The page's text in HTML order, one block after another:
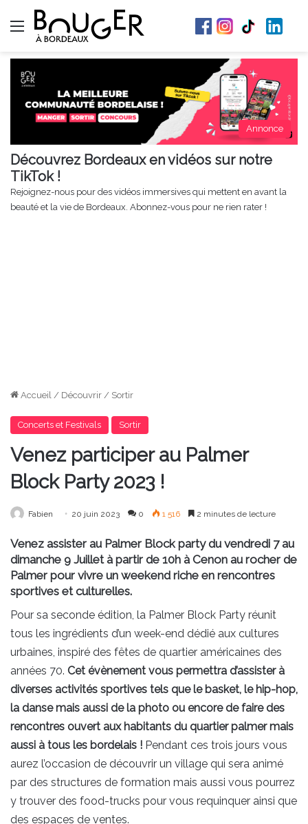
Menu
Annonce
Découvrez Bordeaux en vidéos sur notre
TikTok !
Rejoignez-nous pour des vidéos immersives qui mettent en avant la
beauté et la vie de Bordeaux. Abonnez-vous pour ne rien rater !
Accueil / Découvrir / Sortir
Concerts et Festivals Sortir
Venez participer au Palmer
Block Party 2023 !
Fabien 20 juin 2023 0 1 516 2 minutes de lecture
Venez assister au Palmer Block party du vendredi 7 au
dimanche 9 Juillet à partir de 10h à Cenon au rocher de
Palmer pour vivre un weekend riche en rencontres
sportives et culturelles.
Pour sa seconde édition, la Palmer Block Party réunit
tous les ingrédients d’un week-end dédié aux cultures
urbaines, inspiré des fêtes de quartier américaines des
années 70. Cet évènement vous permettra d’assister à
diverses activités sportives tels que le basket, le hip-hop,
la danse mais aussi de la photo ou encore de faire des
rencontres ouvert aux habitants du quartier palmer mais
aussi à tous les bordelais ! Pendant ces trois jours vous
aurez l’occasion de découvrir un village qui sera animé
par des structures de formation mais aussi vous pourrez
y trouver des food-trucks pour vous requinquer ainsi que
des espaces de ventes.